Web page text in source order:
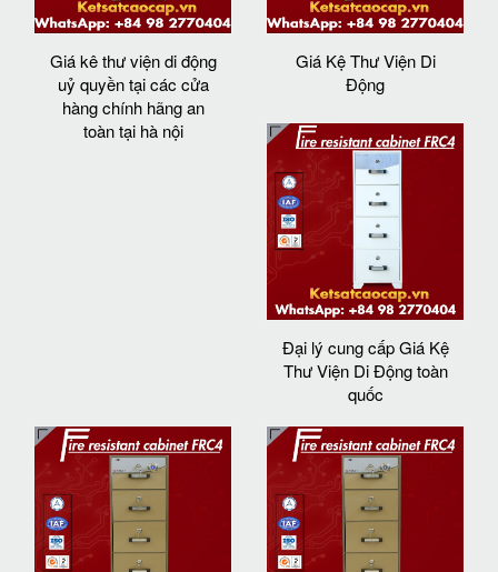
Giá kê thư viện di động
uỷ quyền tại các cửa
hàng chính hãng an
toàn tại hà nội
Giá Kệ Thư Viện Di
Động
Đại lý cung cấp Giá Kệ
Thư Viện Di Động toàn
quốc